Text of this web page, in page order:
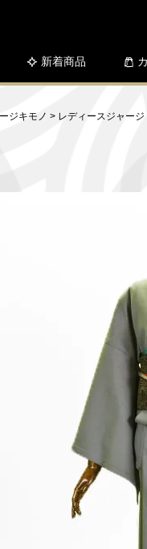
新着商品
ジキモノ レディースジャー